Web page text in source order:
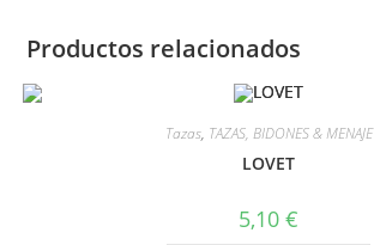
Productos relacionados
Tazas, TAZAS, BIDONES & MENAJE
LOVET
5,10 €